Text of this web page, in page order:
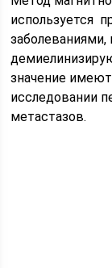
используется
заболеваниями,
значение
исследовании
метастазов.